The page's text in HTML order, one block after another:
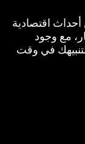
اقتصادية
مع وجود
في وقت